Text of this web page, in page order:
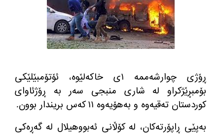
ڕۆژی چوارشه‌ممه‌ ١ی خاكه‌لێوه‌، ئۆتۆمبێلێكی
بۆمبڕێژكراو له‌ شاری منبجی سه‌ر به‌ ڕۆژئاوای
كوردستان ته‌قیه‌وه‌ و به‌هۆیه‌وه‌ ١١ كه‌س بریندار بوون.
به‌پێی ڕاپۆرته‌كان، له‌ كۆڵانی ئه‌بووهیلال له‌ گه‌ڕه‌كی